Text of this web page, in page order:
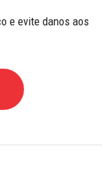
e evite danos aos